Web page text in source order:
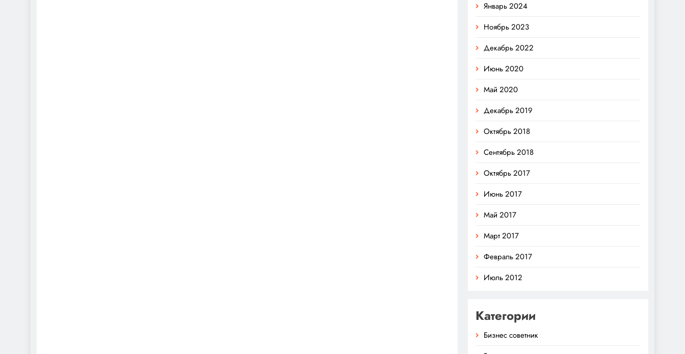
Январь 2024
Ноябрь 2023
Декабрь 2022
Июнь 2020
Май 2020
Декабрь 2019
Октябрь 2018
Сентябрь 2018
Октябрь 2017
Июнь 2017
Май 2017
Март 2017
Февраль 2017
Июль 2012
Категории
Бизнес советник